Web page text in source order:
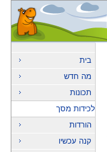
בית
מה חדש
תכונות
לכידות מסך
הורדות
קנה עכשיו